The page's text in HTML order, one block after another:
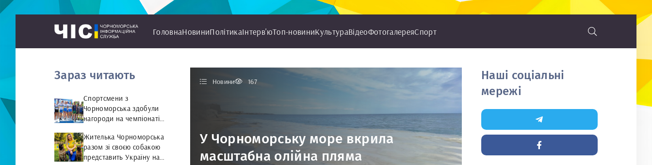
ГоловнаНовиниПолітикаІнтерв'юТоп-новиниКультураВідеоФотогалереяСпорт
Новини 167
У Чорноморську море вкрила
масштабна олійна пляма
Зараз читають
Спортсмени з
Чорноморська здобули
нагороди на чемпіонаті
байдарках і каное
Жителька Чорноморська
разом зі своєю собакою
представить Україну на
Наші соціальні
мережі